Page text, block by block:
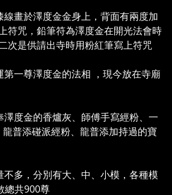
畫於澤度金金身上，背面有兩度加
符咒，鉛筆符為澤度金在開光法會時
次是供請出寺時用粉紅筆寫上符咒
一尊澤度金的法相 ，現今放在寺廟
度金的香爐灰、師傅手寫經粉、一
普添碰派經粉、龍普添加持過的寶
多，分別有大、中、小模，各種模
總共900尊